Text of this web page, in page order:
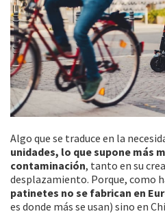
Algo que se traduce en la
unidades, lo que supone más
contaminación, tanto en su
desplazamiento. Porque, como
patinetes no se fabrican en
es donde más se usan) sino en